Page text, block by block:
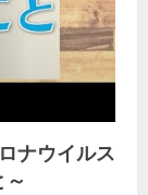
ナウイルス